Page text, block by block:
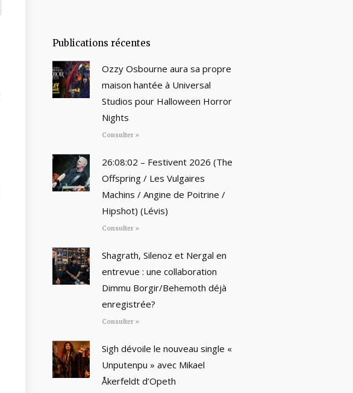
Publications récentes
Ozzy Osbourne aura sa propre
maison hantée à Universal
Studios pour Halloween Horror
Nights
Consulter »
26:08:02 – Festivent 2026 (The
Offspring / Les Vulgaires
Machins / Angine de Poitrine /
Hipshot) (Lévis)
Consulter »
Shagrath, Silenoz et Nergal en
entrevue : une collaboration
Dimmu Borgir/Behemoth déjà
enregistrée?
Consulter »
Sigh dévoile le nouveau single «
Unputenpu » avec Mikael
Åkerfeldt d’Opeth